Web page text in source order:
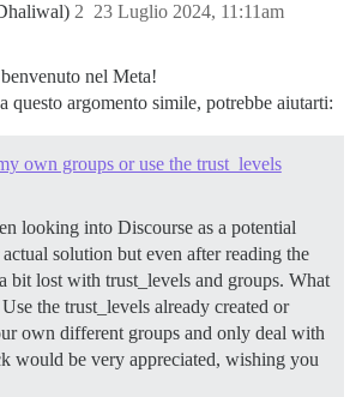
23 Luglio 2024, 11:11am
2
nel Meta!
questo argomento simile, potrebbe aiutarti:
own groups or use the trust_levels
looking into Discourse as a potential
solution but even after reading the
bit lost with trust_levels and groups. What
the trust_levels already created or
own different groups and only deal with
would be very appreciated, wishing you